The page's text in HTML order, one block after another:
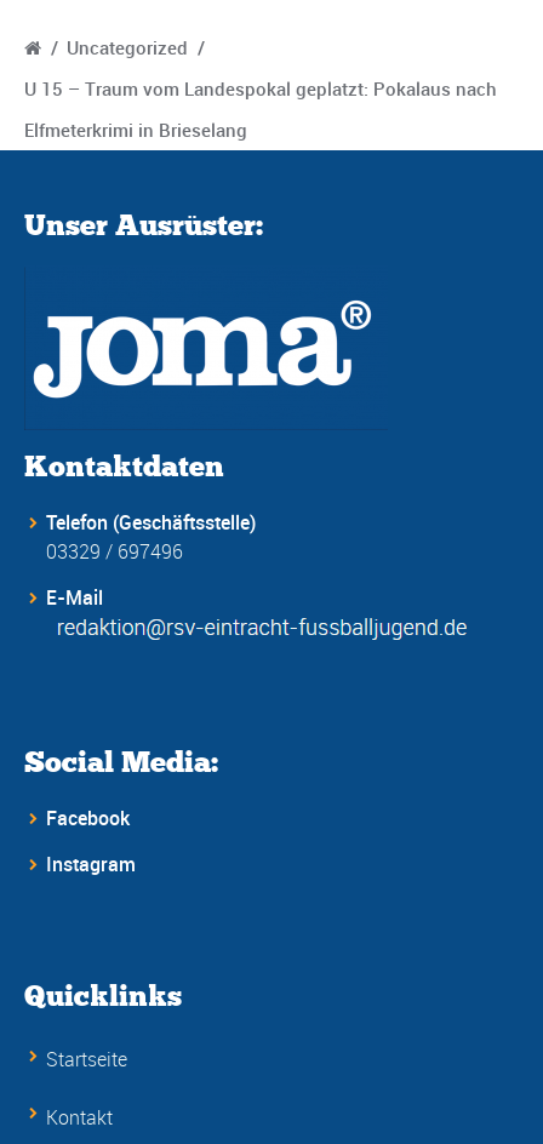
/ Uncategorized /
U 15 – Traum vom Landespokal geplatzt: Pokalaus nach
Elfmeterkrimi in Brieselang
Unser Ausrüster:
Kontaktdaten
Telefon (Geschäftsstelle)
03329 / 697496
E-Mail
Social Media:
Facebook
Instagram
Quicklinks
Startseite
Kontakt